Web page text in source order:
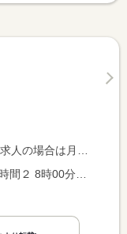
合は時間額を表示しています。